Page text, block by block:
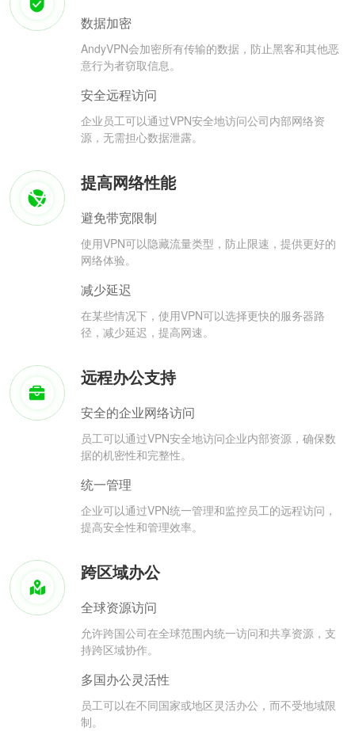
数据加密
AndyVPN会加密所有传输的数据，防止黑客和其他恶
意行为者窃取信息。
安全远程访问
企业员工可以通过VPN安全地访问公司内部网络资
源，无需担心数据泄露。
提高网络性能
避免带宽限制
使用VPN可以隐藏流量类型，防止限速，提供更好的
网络体验。
减少延迟
在某些情况下，使用VPN可以选择更快的服务器路
径，减少延迟，提高网速。
远程办公支持
安全的企业网络访问
员工可以通过VPN安全地访问企业内部资源，确保数
据的机密性和完整性。
统一管理
企业可以通过VPN统一管理和监控员工的远程访问，
提高安全性和管理效率。
跨区域办公
全球资源访问
允许跨国公司在全球范围内统一访问和共享资源，支
持跨区域协作。
多国办公灵活性
员工可以在不同国家或地区灵活办公，而不受地域限
制。